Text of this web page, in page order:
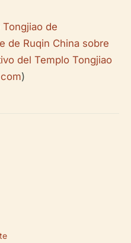
de
de Ruqin China sobre
del Templo Tongjiao
)